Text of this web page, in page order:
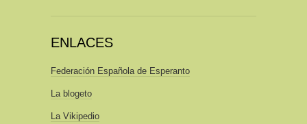
ENLACES
Federación Española de Esperanto
La blogeto
La Vikipedio